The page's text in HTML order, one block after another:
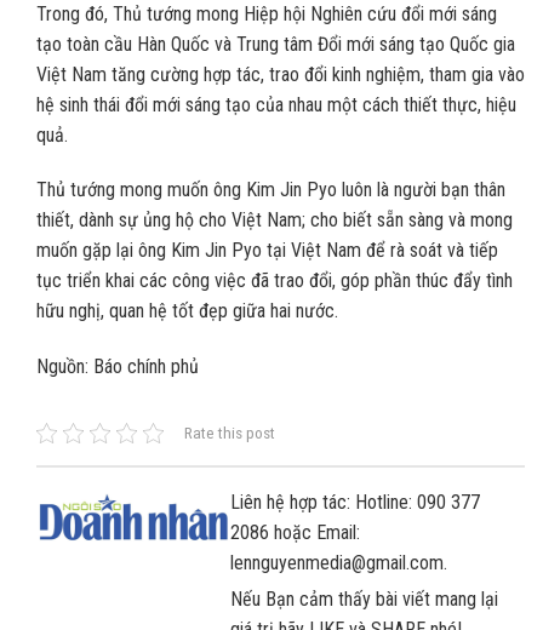
Trong đó, Thủ tướng mong Hiệp hội Nghiên cứu đổi mới sáng
tạo toàn cầu Hàn Quốc và Trung tâm Đổi mới sáng tạo Quốc gia
Việt Nam tăng cường hợp tác, trao đổi kinh nghiệm, tham gia vào
hệ sinh thái đổi mới sáng tạo của nhau một cách thiết thực, hiệu
quả.
Thủ tướng mong muốn ông Kim Jin Pyo luôn là người bạn thân
thiết, dành sự ủng hộ cho Việt Nam; cho biết sẵn sàng và mong
muốn gặp lại ông Kim Jin Pyo tại Việt Nam để rà soát và tiếp
tục triển khai các công việc đã trao đổi, góp phần thúc đẩy tình
hữu nghị, quan hệ tốt đẹp giữa hai nước.
Nguồn: Báo chính phủ
Rate this post
Liên hệ hợp tác: Hotline: 090 377
2086 hoặc Email:
lennguyenmedia@gmail.com.
Nếu Bạn cảm thấy bài viết mang lại